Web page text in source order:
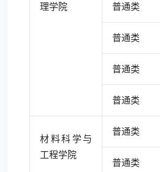
理学院 普通类
普通类
普通类
普通类
材料科学与
工程学院
普通类
普通类